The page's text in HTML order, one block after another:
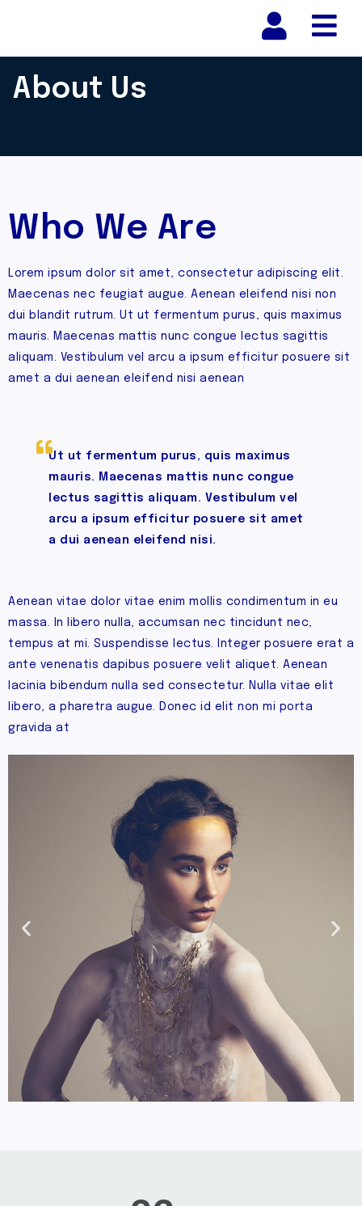
About Us
Who We Are
Lorem ipsum dolor sit amet, consectetur adipiscing elit.
Maecenas nec feugiat augue. Aenean eleifend nisi non
dui blandit rutrum. Ut ut fermentum purus, quis maximus
mauris. Maecenas mattis nunc congue lectus sagittis
aliquam. Vestibulum vel arcu a ipsum efficitur posuere sit
amet a dui aenean eleifend nisi aenean
Ut ut fermentum purus, quis maximus
mauris. Maecenas mattis nunc congue
lectus sagittis aliquam. Vestibulum vel
arcu a ipsum efficitur posuere sit amet
a dui aenean eleifend nisi.
Aenean vitae dolor vitae enim mollis condimentum in eu
massa. In libero nulla, accumsan nec tincidunt nec,
tempus at mi. Suspendisse lectus. Integer posuere erat a
ante venenatis dapibus posuere velit aliquet. Aenean
lacinia bibendum nulla sed consectetur. Nulla vitae elit
libero, a pharetra augue. Donec id elit non mi porta
gravida at